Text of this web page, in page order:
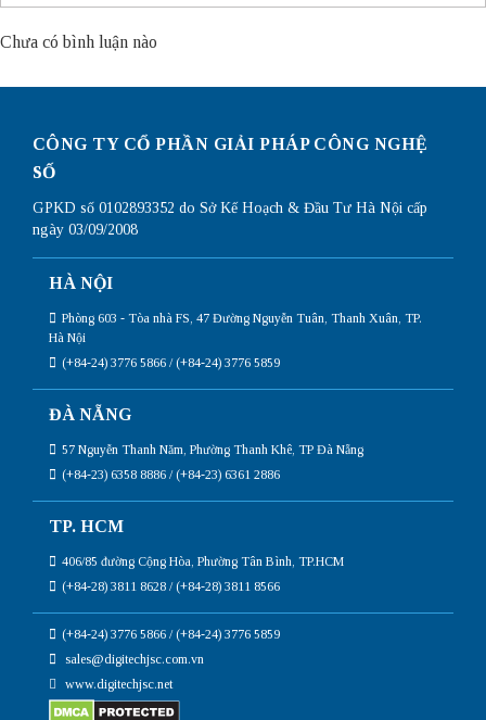
Chưa có bình luận nào
CÔNG TY CỔ PHẦN GIẢI PHÁP CÔNG NGHỆ
SỐ
GPKD số 0102893352 do Sở Kế Hoạch & Đầu Tư Hà Nội cấp
ngày 03/09/2008
HÀ NỘI
Phòng 603 - Tòa nhà FS, 47 Đường Nguyễn Tuân, Thanh Xuân, TP.
Hà Nội
(+84-24) 3776 5866 / (+84-24) 3776 5859
ĐÀ NẴNG
57 Nguyễn Thanh Năm, Phường Thanh Khê, TP Đà Nẵng
(+84-23) 6358 8886 / (+84-23) 6361 2886
TP. HCM
406/85 đường Cộng Hòa, Phường Tân Bình, TP.HCM
(+84-28) 3811 8628 / (+84-28) 3811 8566
(+84-24) 3776 5866 / (+84-24) 3776 5859
sales@digitechjsc.com.vn
www.digitechjsc.net